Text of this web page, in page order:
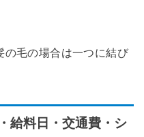
の毛の場合は一つに結び
給料日・交通費・シ